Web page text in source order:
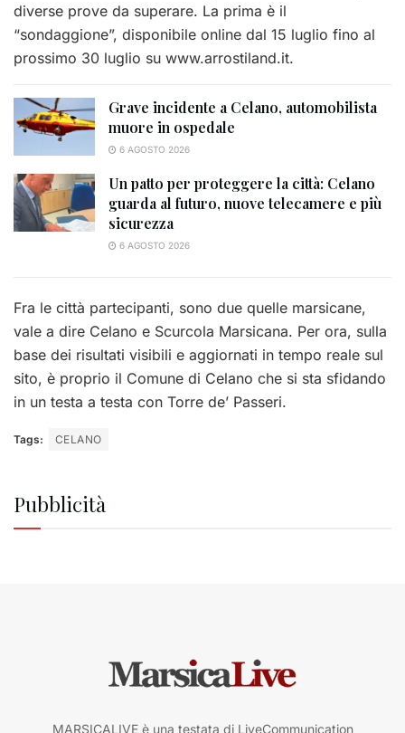
diverse prove da superare. La prima è il
“sondaggione”, disponibile online dal 15 luglio fino al
prossimo 30 luglio su www.arrostiland.it.
Grave incidente a Celano, automobilista
muore in ospedale
6 AGOSTO 2026
Un patto per proteggere la città: Celano
guarda al futuro, nuove telecamere e più
sicurezza
6 AGOSTO 2026
Fra le città partecipanti, sono due quelle marsicane,
vale a dire Celano e Scurcola Marsicana. Per ora, sulla
base dei risultati visibili e aggiornati in tempo reale sul
sito, è proprio il Comune di Celano che si sta sfidando
in un testa a testa con Torre de’ Passeri.
Tags: CELANO
Pubblicità
MARSICALIVE è una testata di LiveCommunication